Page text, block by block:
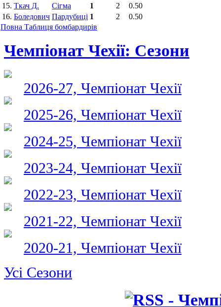
15. Ткач Д. Сігма 1 2
0.50
16. Боледович Пардубиці 1 2
0.50
Повна Таблиця бомбардирів
Чемпіонат Чехії: Сезони
2026-27, Чемпіонат Чехії
2025-26, Чемпіонат Чехії
2024-25, Чемпіонат Чехії
2023-24, Чемпіонат Чехії
2022-23, Чемпіонат Чехії
2021-22, Чемпіонат Чехії
2020-21, Чемпіонат Чехії
Усі Сезони